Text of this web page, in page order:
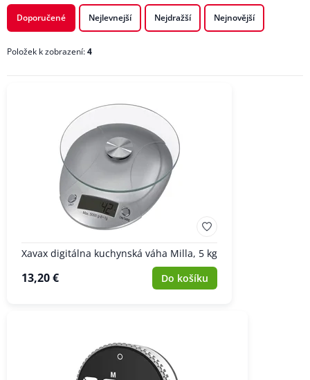
CENA
ZNAČKA
Doporučené Nejlevnejší Nejdražší Nejnovější
Položek k zobrazení:4
Xavax digitálna kuchynská váha Milla, 5 kg
13,20 € Do košíku